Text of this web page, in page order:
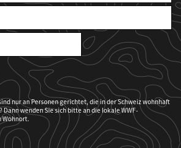
nur an Personen gerichtet, die in der Schweiz wohnhaft
Dann wenden Sie sich bitte an die lokale WWF-
Wohnort.